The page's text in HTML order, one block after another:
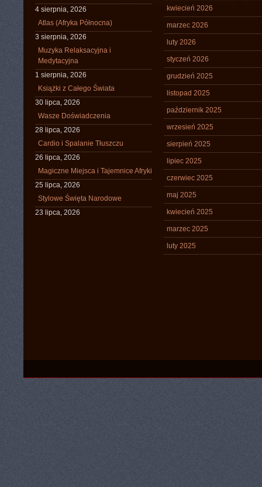
4 sierpnia, 2026
Atlas (Afryka Północna)
3 sierpnia, 2026
Muzyka Relaksacyjna i
Medytacyjna
1 sierpnia, 2026
Książki z Całego Świata
30 lipca, 2026
Wasze Doświadczenia
28 lipca, 2026
Cardio i Spalanie Tłuszczu
26 lipca, 2026
Magiczne Miejsca i Tajemnice Afryki
25 lipca, 2026
Stylowe Święta Narodowe
23 lipca, 2026
kwiecień 2026
marzec 2026
luty 2026
styczeń 2026
grudzień 2025
listopad 2025
październik 2025
wrzesień 2025
sierpień 2025
lipiec 2025
czerwiec 2025
maj 2025
kwiecień 2025
marzec 2025
luty 2025